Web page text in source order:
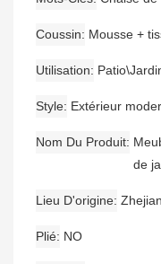
Coussin Mousse +
Utilisation
Style Extérieur
Nom Du Produit
de
Lieu D'origine
Plié NO